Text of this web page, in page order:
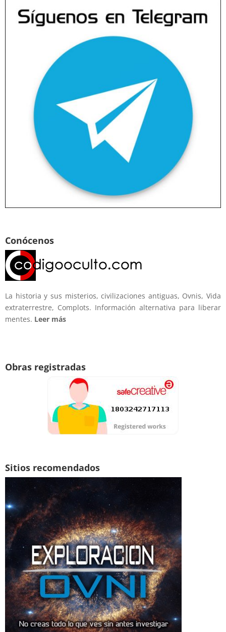
Conócenos
La historia y sus misterios, civilizaciones antiguas, Ovnis, Vida
extraterrestre, Complots. Información alternativa para liberar
mentes. Leer más
Obras registradas
Sitios recomendados